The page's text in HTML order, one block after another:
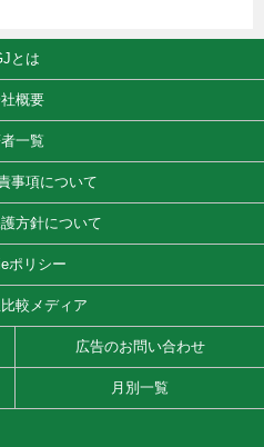
とは
概要
一覧
事項について
方針について
ポリシー
較メディア
広告のお問い合わせ
月別一覧